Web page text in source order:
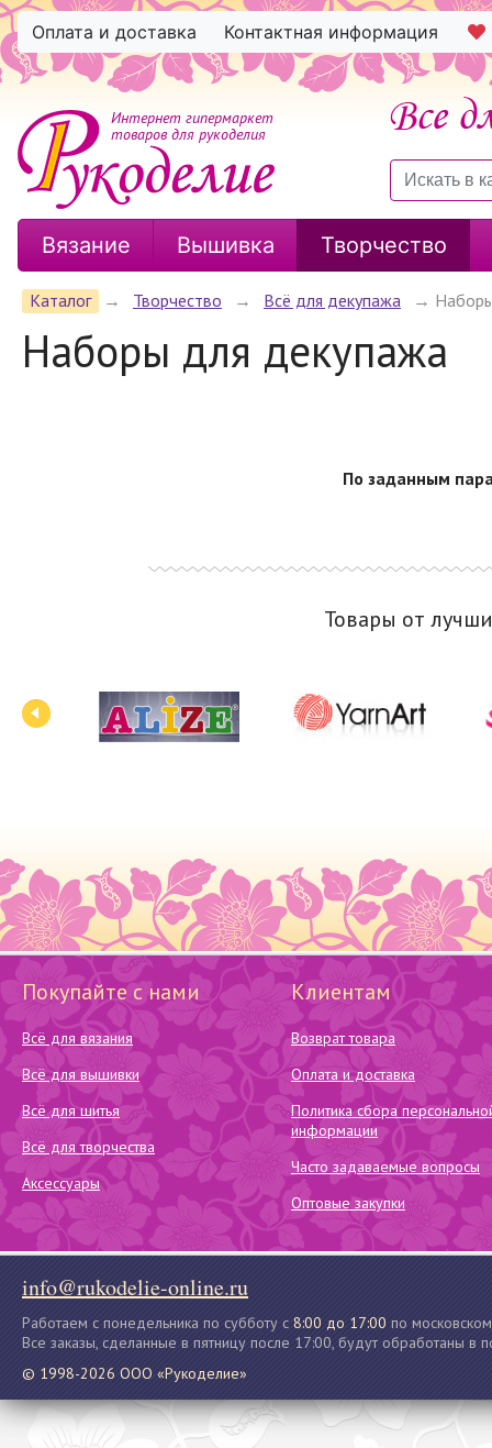
Оплата и доставка Контактная информация
Интернет гипермаркет
товаров для рукоделия
Вязание Вышивка Творчество
Каталог → Творчество → Всё для декупажа →
Наборы для декупажа
По заданным
Товары от
Покупайте с нами
Всё для вязания
Всё для вышивки
Всё для шитья
Всё для творчества
Аксессуары
Клиентам
Возврат товара
Оплата и доставка
Политика сбора
информации
Часто задаваемые вопросы
Оптовые закупки
info@rukodelie-online.ru
Работаем с понедельника по субботу с 8:00 до 17:00 по
Все заказы, сделанные в пятницу после 17:00, будут обработаны в
© 1998-2026 ООО «Рукоделие»